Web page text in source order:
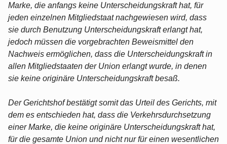
Marke, die anfangs keine Unterscheidungskraft hat, für
jeden einzelnen Mitgliedstaat nachgewiesen wird, dass
sie durch Benutzung Unterscheidungskraft erlangt hat,
jedoch müssen die vorgebrachten Beweismittel den
Nachweis ermöglichen, dass die Unterscheidungskraft in
allen Mitgliedstaaten der Union erlangt wurde, in denen
sie keine originäre Unterscheidungskraft besaß.
Der Gerichtshof bestätigt somit das Urteil des Gerichts, mit
dem es entschieden hat, dass die Verkehrsdurchsetzung
einer Marke, die keine originäre Unterscheidungskraft hat,
für die gesamte Union und nicht nur für einen wesentlichen